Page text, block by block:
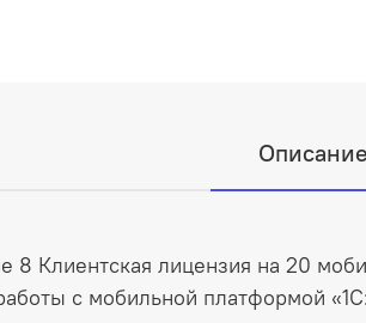
Описание
8 Клиентская лицензия на 20
с мобильной платформой